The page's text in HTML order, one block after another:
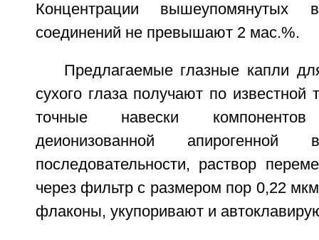
Концентрации вышеупомянутых
соединений не превышают 2 мас.%.
Предлагаемые глазные капли
сухого глаза получают по известной
точные навески
деионизованной
последовательности, раствор
через фильтр с размером пор 0,22
флаконы, укупоривают и